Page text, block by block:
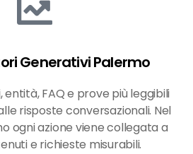
Generativi Palermo
FAQ e prove più leggibili
risposte conversazionali. Nel
ogni azione viene collegata a
e richieste misurabili.